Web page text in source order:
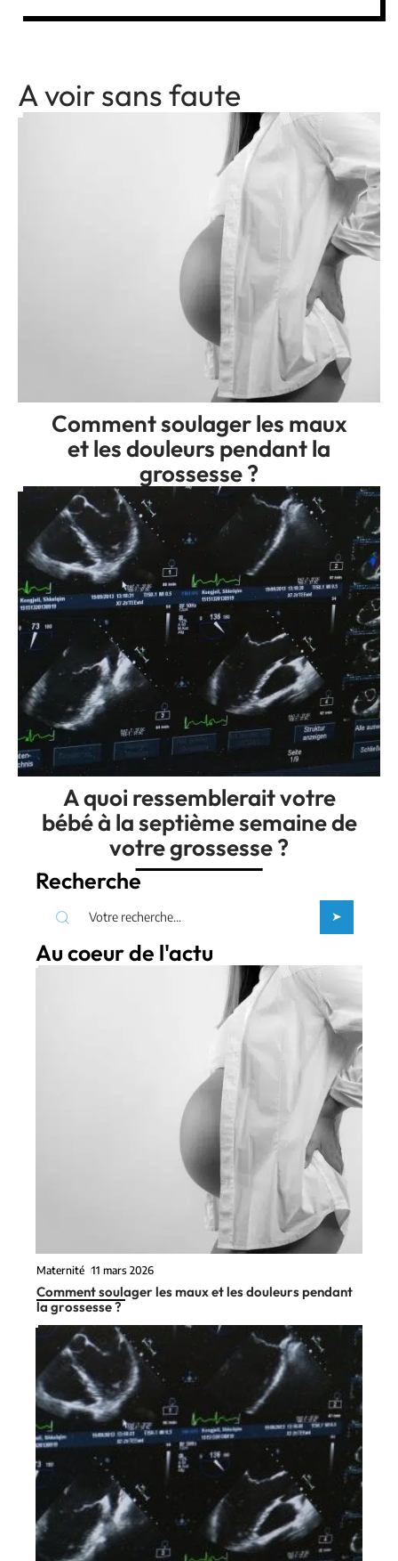
A voir sans faute
Comment soulager les maux
et les douleurs pendant la
grossesse ?
A quoi ressemblerait votre
bébé à la septième semaine de
votre grossesse ?
Recherche
Au coeur de l'actu
Maternité 11 mars 2026
Comment soulager les maux et les douleurs pendant
la grossesse ?